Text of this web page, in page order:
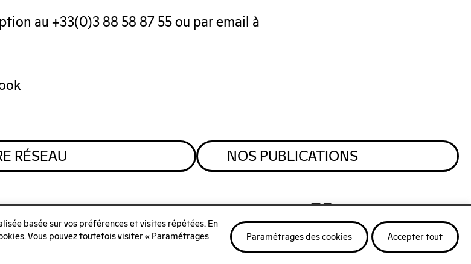
au +33(0)3 88 58 87 55 ou par email à
RÉSEAU NOS PUBLICATIONS
S’abonner à la Newsletter
Mentions légales
Politique de confidentialité
basée sur vos préférences et visites répétées. En
Vous pouvez toutefois visiter « Paramétrages
Paramétrages des cookies Accepter tout